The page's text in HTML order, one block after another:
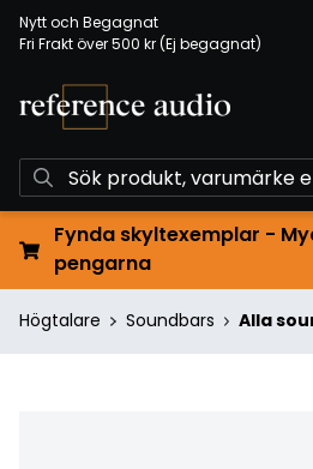
Nytt och Begagnat
Fri Frakt över 500 kr (Ej begagnat)
Fynda skyltexemplar -
pengarna
Högtalare Soundbars Alla